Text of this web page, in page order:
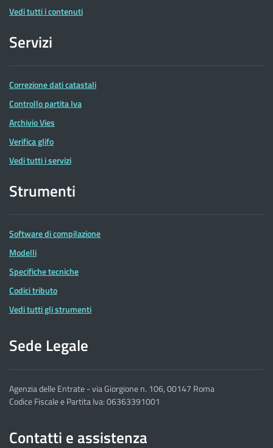
Vedi tutti i contenuti
Servizi
Correzione dati catastali
Controllo partita Iva
Archivio Vies
Verifica glifo
Vedi tutti i servizi
Strumenti
Software di compilazione
Modelli
Specifiche tecniche
Codici tributo
Vedi tutti gli strumenti
Sede Legale
Agenzia delle Entrate - via Giorgione n. 106, 00147 Roma
Codice Fiscale e Partita Iva: 06363391001
Contatti e assistenza